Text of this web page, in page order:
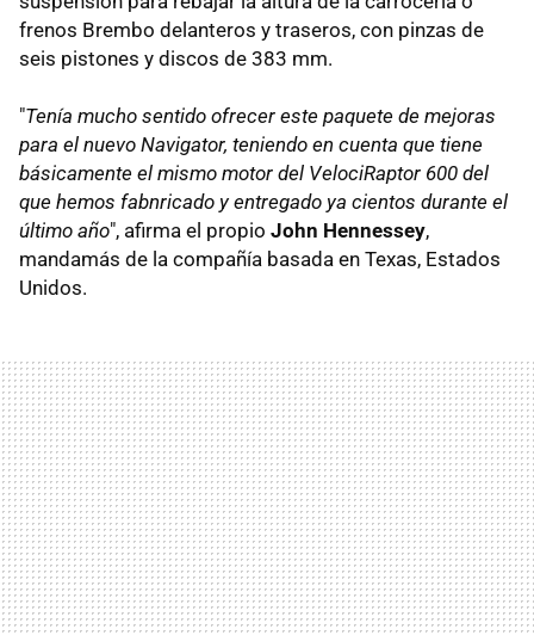
frenos Brembo delanteros y traseros, con pinzas de
seis pistones y discos de 383 mm.
"Tenía mucho sentido ofrecer este paquete de mejoras
para el nuevo Navigator, teniendo en cuenta que tiene
básicamente el mismo motor del VelociRaptor 600 del
que hemos fabnricado y entregado ya cientos durante el
último año", afirma el propio John Hennessey,
mandamás de la compañía basada en Texas, Estados
Unidos.